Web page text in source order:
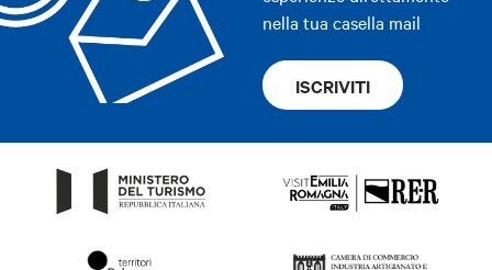
nella tua casella mail
ISCRIVITI